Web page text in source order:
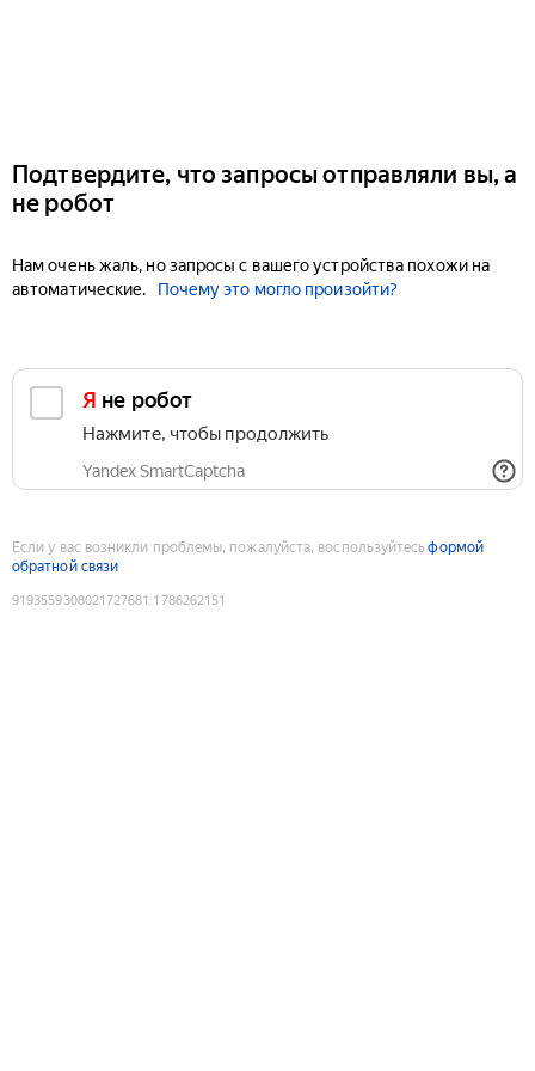
Подтвердите, что запросы отправляли вы, а
не робот
Нам очень жаль, но запросы с вашего устройства похожи на
автоматические.
Почему это могло произойти?
Я не робот
Нажмите, чтобы продолжить
Yandex SmartCaptcha
Если у вас возникли проблемы, пожалуйста, воспользуйтесьформой
обратной связи
9193559308021727681 :1786262151